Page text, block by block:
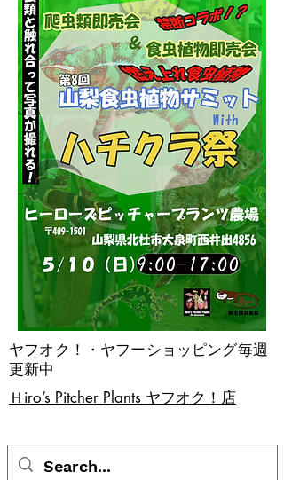
​Ｈiro’s Pitcher Plants ヤフオク！店
ヤフオク！・ヤフーショッピング毎週
更新中